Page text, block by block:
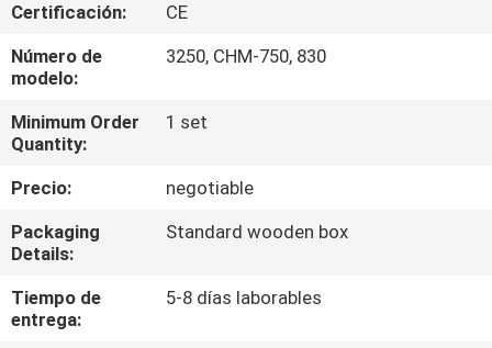
VISITA
A
LA
FÁBRICA
CONTROL
DE
CALIDAD
Certificación:
CE
Número de
modelo:
3250, CHM-750, 830
Minimum Order
Quantity:
1 set
Precio:
negotiable
Packaging
Details:
Standard wooden box
Tiempo de
entrega:
5-8 días laborables